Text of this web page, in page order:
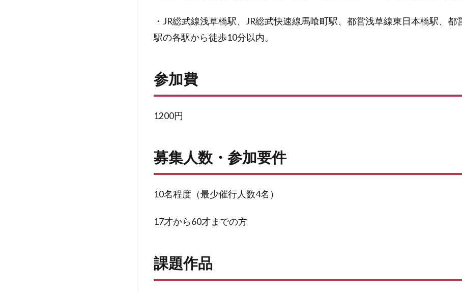
・JR総武線浅草橋駅、JR総武快速線馬喰町駅、都営浅草線東日本橋駅、都
駅の各駅から徒歩10分以内。
参加費
1200円
募集人数・参加要件
10名程度（最少催行人数4名）
17才から60才までの方
課題作品